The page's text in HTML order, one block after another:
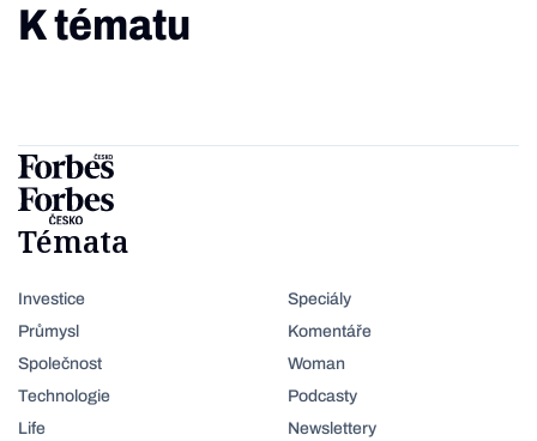
K tématu
Témata
Investice
Průmysl
Společnost
Technologie
Life
Speciály
Komentáře
Woman
Podcasty
Newslettery